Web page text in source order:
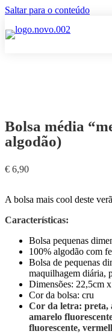
Saltar para o conteúdo
Bolsa média
algodão)
€ 6,90
A bolsa mais cool deste
Características:
Bolsa pequenas
100% algodão com
Bolsa de pequenas
maquilhagem diária,
Dimensões: 22,5cm
Cor da bolsa: cru
Cor da letra: preta,
amarelo
fluorescente,